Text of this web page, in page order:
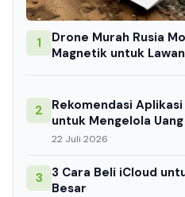
1
Drone Murah Rusia
Magnetik untuk
2
Rekomendasi
untuk Mengelola
22 Juli 2026
3
3 Cara Beli iCloud
Besar